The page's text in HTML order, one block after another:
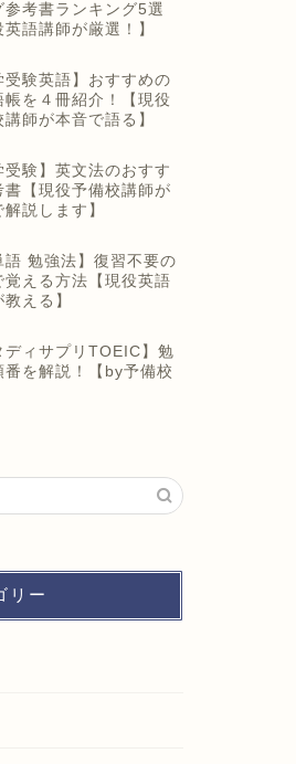
参考書ランキング5選
英語講師が厳選！】
受験英語】おすすめの
帳を４冊紹介！【現役
師が本音で語る】
受験】英文法のおすす
書【現役予備校講師が
説します】
語 勉強法】復習不要の
覚える方法【現役英語
える】
ディサプリTOEIC】勉
番を解説！【by予備校
リー